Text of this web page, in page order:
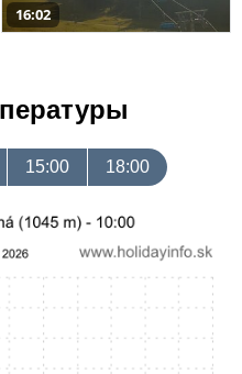
16:02
15:00 18:00